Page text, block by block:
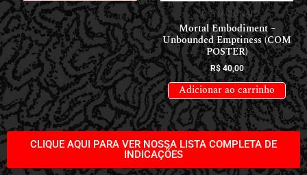
CDS NACIONAIS
Mortal Embodiment –
Unbounded Emptiness (COM
POSTER)
R$40,00
Adicionar ao carrinho
CLIQUE AQUI PARA VER NOSSA LISTA COMPLETA DE
INDICAÇÕES